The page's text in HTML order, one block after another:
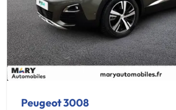
Peugeot 3008